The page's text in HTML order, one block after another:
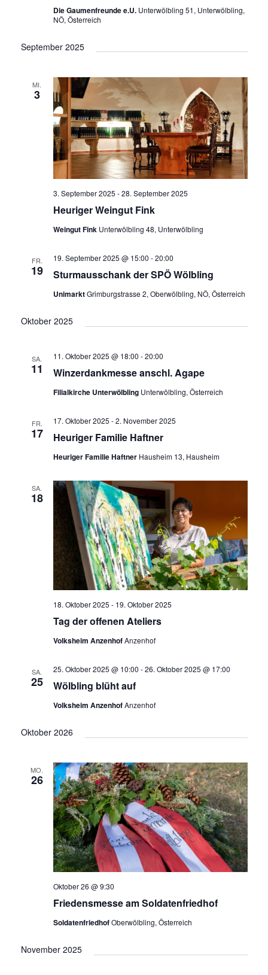
Die Gaumenfreunde e.U. Unterwölbling 51, Unterwölbling,
NÖ, Österreich
September 2025
MI.
3
Heuriger Weingut Fink
3. September 2025 -28. September 2025
Weingut Fink Unterwölbling 48, Unterwölbling
FR.
19 Sturmausschank der SPÖ Wölbling
19. September 2025 @ 15:00 -20:00
UnimarktGrimburgstrasse 2, Oberwölbling, NÖ, Österreich
Oktober 2025
SA.
11 Winzerdankmesse anschl. Agape
11. Oktober 2025 @ 18:00 -20:00
Filialkirche Unterwölbling Unterwölbling, Österreich
FR.
17 Heuriger Familie Haftner
17. Oktober 2025 -2. November 2025
Heuriger Familie Haftner Hausheim 13, Hausheim
SA.
18
Tag der offenen Ateliers
18. Oktober 2025 - 19. Oktober 2025
Volksheim AnzenhofAnzenhof
SA.
25 Wölbling blüht auf
25. Oktober 2025 @ 10:00 -26. Oktober 2025 @ 17:00
Volksheim AnzenhofAnzenhof
Oktober 2026
MO.
26
Friedensmesse am Soldatenfriedhof
Oktober 26 @ 9:30
SoldatenfriedhofOberwölbling, Österreich
November 2025